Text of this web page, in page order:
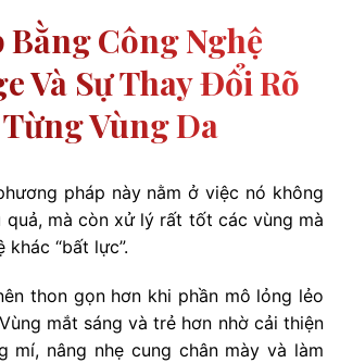
Công Nghệ
Và Sự Thay Đổi Rõ
Vùng Da
pháp này nằm ở việc nó không
quả, mà còn xử lý rất tốt các vùng mà
khác “bất lực”.
thon gọn hơn khi phần mô lỏng lẻo
mắt sáng và trẻ hơn nhờ cải thiện
mí, nâng nhẹ cung chân mày và làm